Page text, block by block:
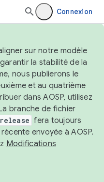
Connexion
sur notre modèle
la stabilité de la
nous publierons le
et au quatrième
dans AOSP, utilisez
branche de fichier
fera toujours
envoyée à AOSP.
Modifications